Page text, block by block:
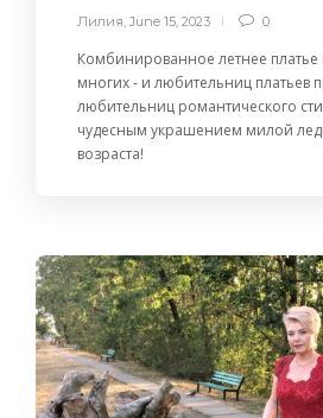
Лилия, June 15, 2023 0
Комбинированное летнее
многих - и любительниц платьев
любительниц романтического
чудесным украшением милой
возраста!